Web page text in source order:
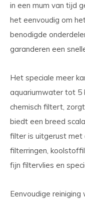
in een mum van tijd
het eenvoudig om
benodigde
garanderen een
Het speciale meer
aquariumwater tot 5
chemisch filtert,
biedt een breed
filter is uitgerust met
filterringen,
fijn filtervlies en
Eenvoudige